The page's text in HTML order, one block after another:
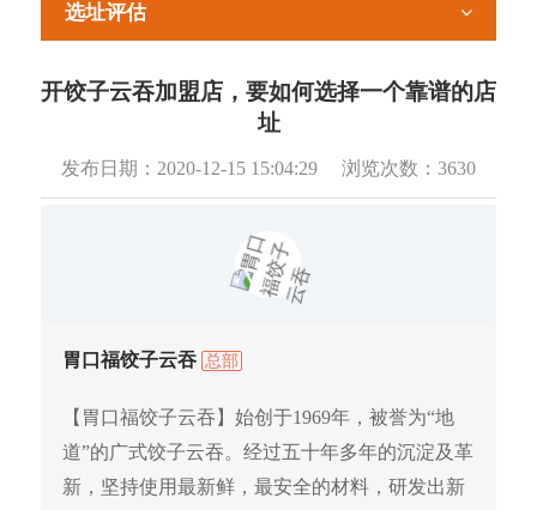
选址评估
开饺子云吞加盟店，要如何选择一个靠谱的店
址
发布日期： 2020-12-15 15:04:29 浏览次数： 3630
胃口福饺子云吞 总部
【胃口福饺子云吞】始创于1969年，被誉为“地
道”的广式饺子云吞。经过五十年多年的沉淀及革
新，坚持使用最新鲜，最安全的材料，研发出新